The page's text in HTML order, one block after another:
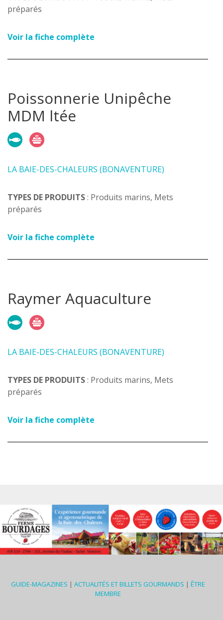
préparés
Voir la fiche complète
Poissonnerie Unipêche
MDM ltée
LA BAIE-DES-CHALEURS (BONAVENTURE)
TYPES DE PRODUITS: Produits marins, Mets
préparés
Voir la fiche complète
Raymer Aquaculture
LA BAIE-DES-CHALEURS (BONAVENTURE)
TYPES DE PRODUITS: Produits marins, Mets
préparés
Voir la fiche complète
GUIDE-MAGAZINES | ACTUALITÉS ET BILLETS GOURMANDS | ÊTRE
MEMBRE